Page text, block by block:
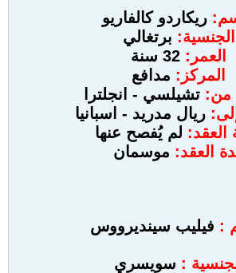
ريكاردو كالفاريو
الجنسية: برتغالي
العمر:
المركز: مدافع
من: تشيلسي - انجلترا
ريال مدريد - اسبانيا
العقد: لم يُفصح عنها
العقد: موسمان
: فيليب سينديرووس
: سويسري